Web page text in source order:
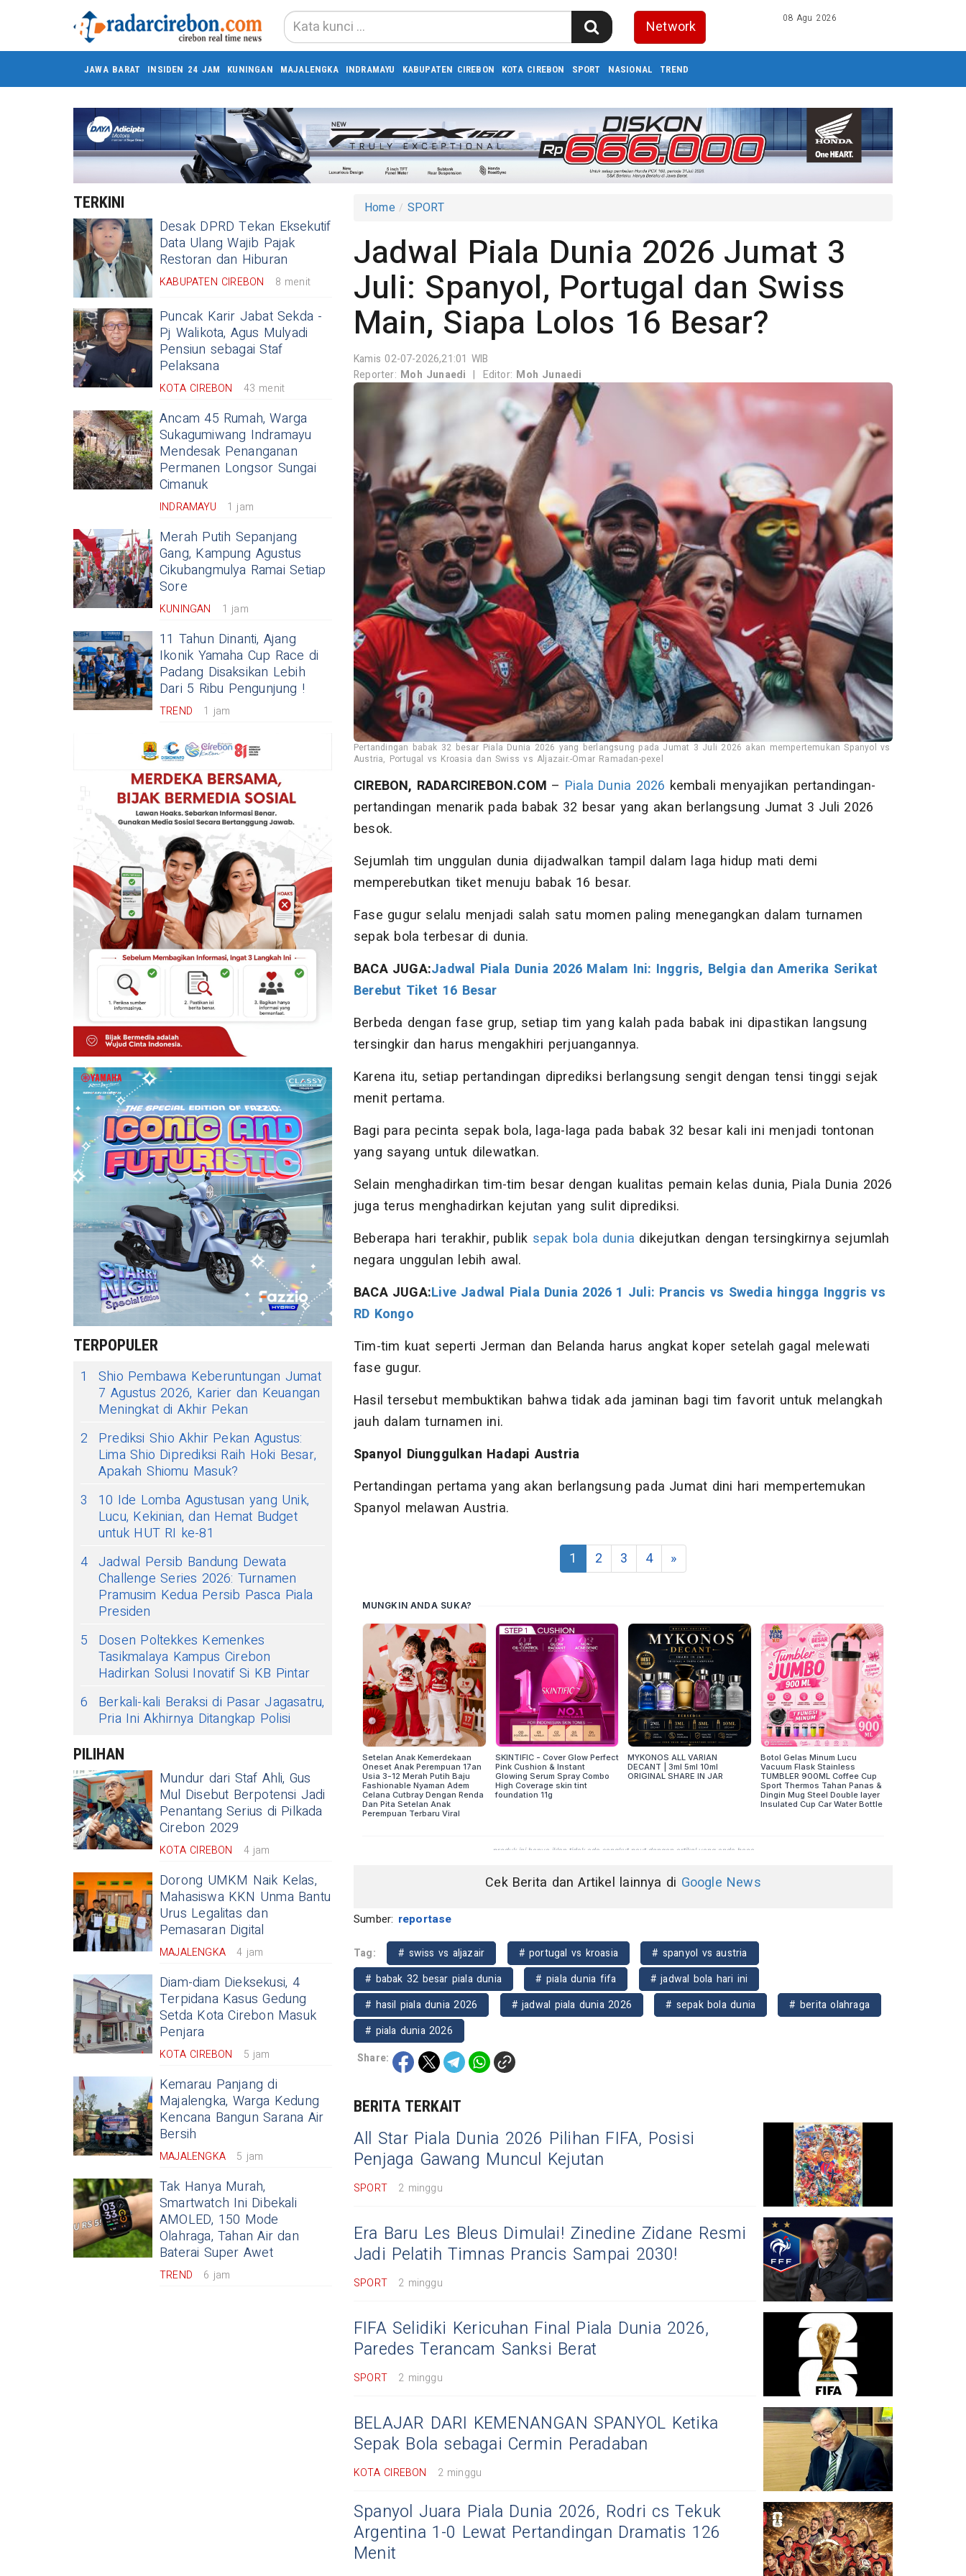
Network 08 Agu 2026
JAWA BARAT INSIDEN 24 JAM KUNINGAN MAJALENGKA INDRAMAYU KABUPATEN CIREBON KOTA CIREBON SPORT NASIONAL TREND
TERKINI
Desak DPRD Tekan Eksekutif
Data Ulang Wajib Pajak
Restoran dan Hiburan
KABUPATEN CIREBON 8 menit
Puncak Karir Jabat Sekda -
Pj Walikota, Agus Mulyadi
Pensiun sebagai Staf
Pelaksana
KOTA CIREBON 43 menit
Ancam 45 Rumah, Warga
Sukagumiwang Indramayu
Mendesak Penanganan
Permanen Longsor Sungai
Cimanuk
INDRAMAYU 1 jam
Merah Putih Sepanjang
Gang, Kampung Agustus
Cikubangmulya Ramai Setiap
Sore
KUNINGAN 1 jam
11 Tahun Dinanti, Ajang
Ikonik Yamaha Cup Race di
Padang Disaksikan Lebih
Dari 5 Ribu Pengunjung !
TREND 1 jam
TERPOPULER
1
Shio Pembawa Keberuntungan Jumat
7 Agustus 2026, Karier dan Keuangan
Meningkat di Akhir Pekan
2
Prediksi Shio Akhir Pekan Agustus:
Lima Shio Diprediksi Raih Hoki Besar,
Apakah Shiomu Masuk?
3
10 Ide Lomba Agustusan yang Unik,
Lucu, Kekinian, dan Hemat Budget
untuk HUT RI ke-81
4 Jadwal Persib Bandung Dewata
Challenge Series 2026: Turnamen
Pramusim Kedua Persib Pasca Piala
Presiden
5
Dosen Poltekkes Kemenkes
Tasikmalaya Kampus Cirebon
Hadirkan Solusi Inovatif Si KB Pintar
6
Berkali-kali Beraksi di Pasar Jagasatru,
Pria Ini Akhirnya Ditangkap Polisi
PILIHAN
Mundur dari Staf Ahli, Gus
Mul Disebut Berpotensi Jadi
Penantang Serius di Pilkada
Cirebon 2029
KOTA CIREBON 4 jam
Dorong UMKM Naik Kelas,
Mahasiswa KKN Unma Bantu
Urus Legalitas dan
Pemasaran Digital
MAJALENGKA 4 jam
Diam-diam Dieksekusi, 4
Terpidana Kasus Gedung
Setda Kota Cirebon Masuk
Penjara
KOTA CIREBON 5 jam
Kemarau Panjang di
Majalengka, Warga Kedung
Kencana Bangun Sarana Air
Bersih
MAJALENGKA 5 jam
Tak Hanya Murah,
Smartwatch Ini Dibekali
AMOLED, 150 Mode
Olahraga, Tahan Air dan
Baterai Super Awet
TREND 6 jam
Home SPORT
Jadwal Piala Dunia 2026 Jumat 3
Juli: Spanyol, Portugal dan Swiss
Main, Siapa Lolos 16 Besar?
Kamis 02-07-2026,21:01 WIB
Reporter: Moh Junaedi | Editor: Moh Junaedi
Pertandingan babak 32 besar Piala Dunia 2026 yang berlangsung pada Jumat 3 Juli 2026 akan mempertemukan Spanyol vs
Austria, Portugal vs Kroasia dan Swiss vs Aljazair.-Omar Ramadan-pexel
CIREBON, RADARCIREBON.COM – Piala Dunia 2026 kembali menyajikan pertandingan-
pertandingan menarik pada babak 32 besar yang akan berlangsung Jumat 3 Juli 2026
besok.
Sejumlah tim unggulan dunia dijadwalkan tampil dalam laga hidup mati demi
memperebutkan tiket menuju babak 16 besar.
Fase gugur selalu menjadi salah satu momen paling menegangkan dalam turnamen
sepak bola terbesar di dunia.
BACA JUGA:Jadwal Piala Dunia 2026 Malam Ini: Inggris, Belgia dan Amerika Serikat
Berebut Tiket 16 Besar
Berbeda dengan fase grup, setiap tim yang kalah pada babak ini dipastikan langsung
tersingkir dan harus mengakhiri perjuangannya.
Karena itu, setiap pertandingan diprediksi berlangsung sengit dengan tensi tinggi sejak
menit pertama.
Bagi para pecinta sepak bola, laga-laga pada babak 32 besar kali ini menjadi tontonan
yang sayang untuk dilewatkan.
Selain menghadirkan tim-tim besar dengan kualitas pemain kelas dunia, Piala Dunia 2026
juga terus menghadirkan kejutan yang sulit diprediksi.
Beberapa hari terakhir, publik sepak bola dunia dikejutkan dengan tersingkirnya sejumlah
negara unggulan lebih awal.
BACA JUGA:Live Jadwal Piala Dunia 2026 1 Juli: Prancis vs Swedia hingga Inggris vs
RD Kongo
Tim-tim kuat seperti Jerman dan Belanda harus angkat koper setelah gagal melewati
fase gugur.
Hasil tersebut membuktikan bahwa tidak ada jaminan bagi tim favorit untuk melangkah
jauh dalam turnamen ini.
Spanyol Diunggulkan Hadapi Austria
Pertandingan pertama yang akan berlangsung pada Jumat dini hari mempertemukan
Spanyol melawan Austria.
1 2 3 4 »
Cek Berita dan Artikel lainnya di Google News
Sumber: reportase
Tag: # swiss vs aljazair # portugal vs kroasia
# spanyol vs austria
# babak 32 besar piala dunia
# piala dunia fifa
# jadwal bola hari ini
# hasil piala dunia 2026
# jadwal piala dunia 2026 # sepak bola dunia
# berita olahraga
# piala dunia 2026
Share:
BERITA TERKAIT
All Star Piala Dunia 2026 Pilihan FIFA, Posisi
Penjaga Gawang Muncul Kejutan
SPORT 2 minggu
Era Baru Les Bleus Dimulai! Zinedine Zidane Resmi
Jadi Pelatih Timnas Prancis Sampai 2030!
SPORT 2 minggu
FIFA Selidiki Kericuhan Final Piala Dunia 2026,
Paredes Terancam Sanksi Berat
SPORT 2 minggu
BELAJAR DARI KEMENANGAN SPANYOL Ketika
Sepak Bola sebagai Cermin Peradaban
KOTA CIREBON 2 minggu
Spanyol Juara Piala Dunia 2026, Rodri cs Tekuk
Argentina 1-0 Lewat Pertandingan Dramatis 126
Menit